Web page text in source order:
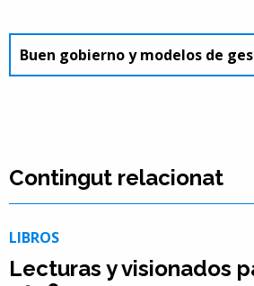
Buen gobierno y modelos de
Contingut relacionat
LIBROS
Lecturas y visionados